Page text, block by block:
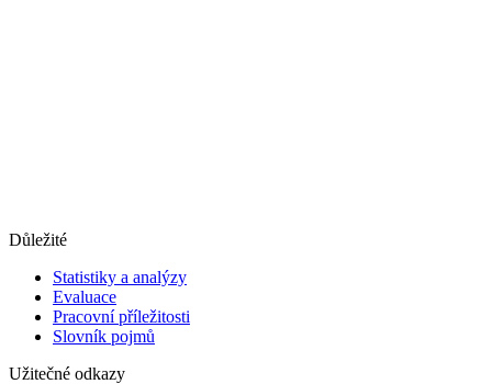
Důležité
Statistiky a analýzy
Evaluace
Pracovní příležitosti
Slovník pojmů
Užitečné odkazy